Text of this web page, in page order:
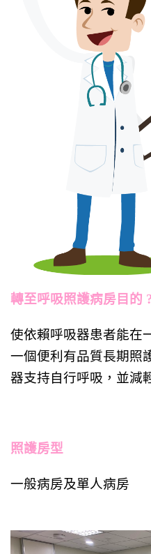
轉至呼吸照護病房目的
使依賴呼吸器患者能在
一個便利有品質長期照
器支持自行呼吸，並減
照護房型
一般病房及單人病房